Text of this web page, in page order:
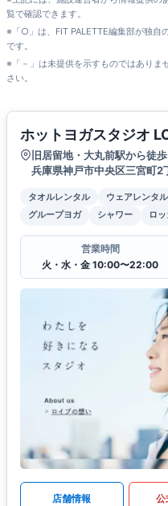
覧で確認できます。
※「○」は、FIT PALETTE編集部が独自
です。
※「－」は未提供を示すものではありま
さい。
ホットヨガスタジオ
旧居留地・大丸前駅から徒
兵庫県神戸市中央区三宮町
タオルレンタル ウェアレンタル
グループヨガ
シャワー ロ
営業時間
火・水・金 10:00〜22:00
店舗情報 公